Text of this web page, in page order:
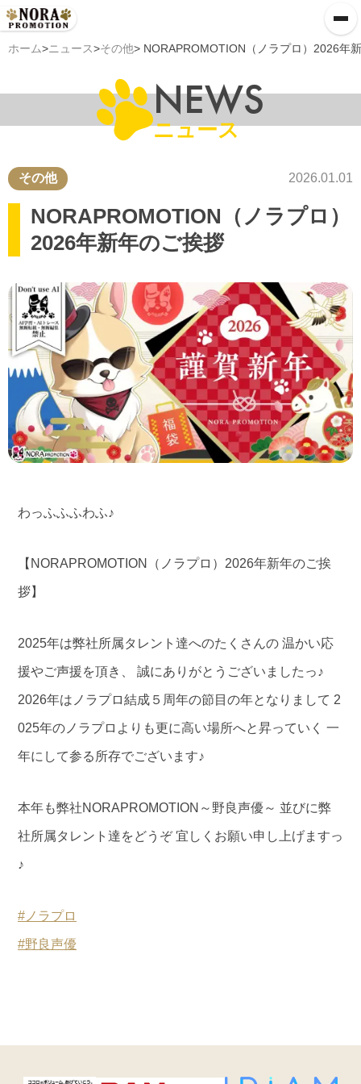
ホーム>ニュース>その他> NORAPROMOTION（ノラプロ）2026年
NEWS
ニュース
その他 2026.01.01
NORAPROMOTION（ノラプロ）
2026年新年のご挨拶
わっふふふわふ♪
【NORAPROMOTION（ノラプロ）2026年新年のご挨
拶】
2025年は弊社所属タレント達へのたくさんの 温かい応
援やご声援を頂き、 誠にありがとうございましたっ♪
2026年はノラプロ結成５周年の節目の年となりまして 2
025年のノラプロよりも更に高い場所へと昇っていく 一
年にして参る所存でございます♪
本年も弊社NORAPROMOTION～野良声優～ 並びに弊
社所属タレント達をどうぞ 宜しくお願い申し上げますっ
♪
#ノラプロ
#野良声優